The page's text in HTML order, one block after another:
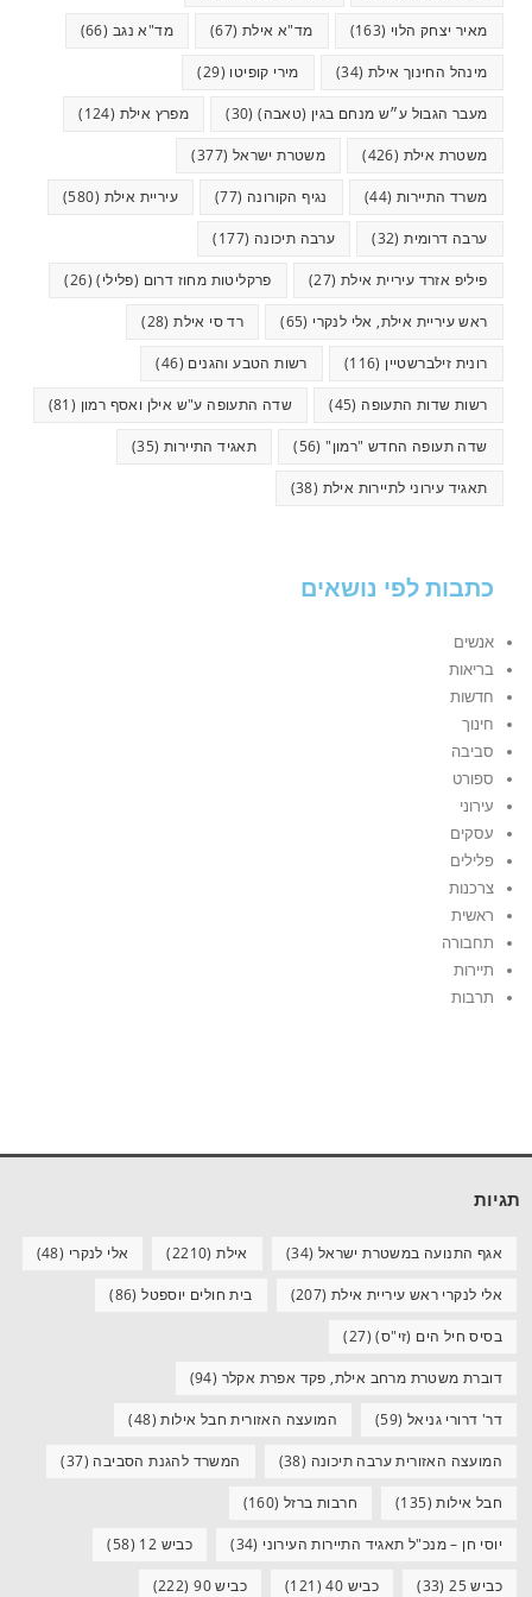
מאיר יצחק הלוי (163) מד"א אילת (67) מד"א נגב (66)
מינהל החינוך אילת (34) מירי קופיטו (29)
מעבר הגבול ע״ש מנחם בגין (טאבה)(30) מפרץ אילת (124)
משטרת אילת (426) משטרת ישראל (377)
משרד התיירות (44) נגיף הקורונה (77) עיריית אילת (580)
ערבה דרומית(32) ערבה תיכונה (177)
פיליפ אזרד עיריית אילת (27) פרקליטות מחוז דרום (פלילי)(26)
ראש עיריית אילת, אלי לנקרי (65) רד סי אילת(28)
רונית זילברשטיין (116) רשות הטבע והגנים (46)
רשות שדות התעופה (45) שדה התעופה ע"ש אילן ואסף רמון (81)
שדה תעופה החדש "רמון"(56) תאגיד התיירות (35)
תאגיד עירוני לתיירות אילת (38)
כתבות לפי נושאים
אנשים
בריאות
חדשות
חינוך
סביבה
ספורט
עירוני
עסקים
פלילים
צרכנות
ראשית
תחבורה
תיירות
תרבות
תגיות
אגף התנועה במשטרת ישראל (34) אילת(2210) אלי לנקרי (48)
אלי לנקרי ראש עיריית אילת (207) בית חולים יוספטל(86)
בסיס חיל הים (זי"ס)(27)
דוברת משטרת מרחב אילת, פקד אפרת אקלר (94)
דר' דרורי גניאל (59) המועצה האזורית חבל אילות(48)
המועצה האזורית ערבה תיכונה (38) המשרד להגנת הסביבה (37)
חבל אילות(135) חרבות ברזל (160)
יוסי חן – מנכ"ל תאגיד התיירות העירוני (34) כביש 12 (58)
כביש 25 (33) כביש 40 (121) כביש 90 (222)